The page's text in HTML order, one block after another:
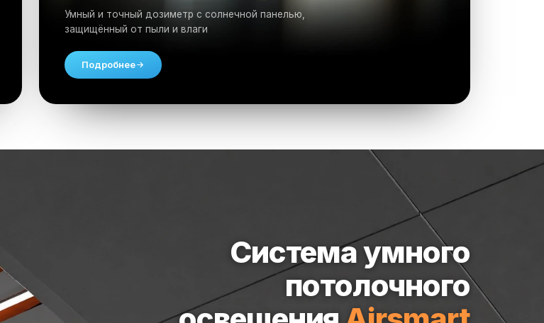
Умный и точный дозиметр с солнечной панелью,
защищённый от пыли и влаги
Подробнее
Система умного
потолочного